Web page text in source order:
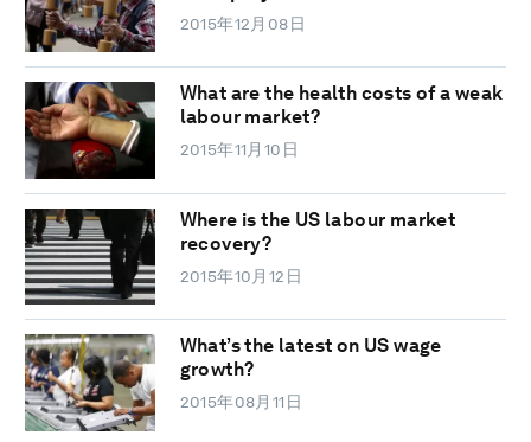
2015年12月08日
What are the health costs of a weak
labour market?
2015年11月10日
Where is the US labour market
recovery?
2015年10月12日
What’s the latest on US wage
growth?
2015年08月11日